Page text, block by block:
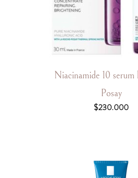
Niacinamide 10 serum
Posay
$230.000